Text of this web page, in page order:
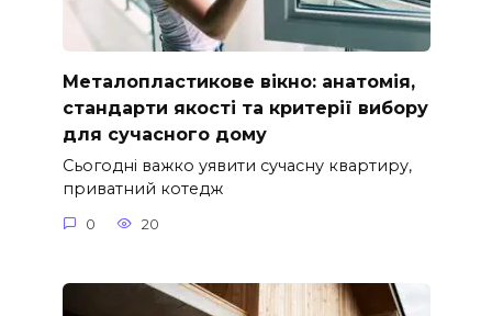
Металопластикове вікно: анатомія,
стандарти якості та критерії вибору
для сучасного дому
Сьогодні важко уявити сучасну квартиру,
приватний котедж
0 20